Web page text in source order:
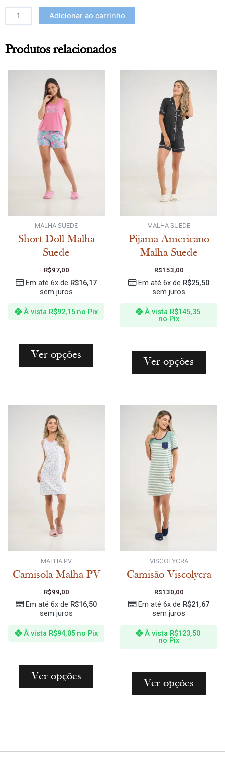
Adicionar ao carrinho
Produtos relacionados
MALHA SUEDE
Short Doll Malha
Suede
R$97,00
À vista R$92,15 no Pix
Em até 6x de R$16,17
sem juros
Ver opções
MALHA SUEDE
Pijama Americano
Malha Suede
R$153,00
À vista R$145,35
no Pix
Em até 6x de R$25,50
sem juros
Ver opções
MALHA PV
Camisola Malha PV
R$99,00
À vista R$94,05 no Pix
Em até 6x de R$16,50
sem juros
Ver opções
VISCOLYCRA
Camisão Viscolycra
R$130,00
À vista R$123,50
no Pix
Em até 6x de R$21,67
sem juros
Ver opções